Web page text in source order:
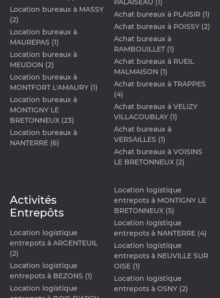
Location bureaux à MASSY
(2)
Location bureaux à
MAUREPAS (1)
Location bureaux à
MEUDON (2)
Location bureaux à
MONTFORT L'AMAURY (1)
Location bureaux à
MONTIGNY LE
BRETONNEUX (23)
Location bureaux à
NANTERRE (6)
PALAISEAU (1)
Achat bureaux à PLAISIR (1)
Achat bureaux à POISSY (2)
Achat bureaux à
RAMBOUILLET (1)
Achat bureaux à RUEIL
MALMAISON (1)
Achat bureaux à TRAPPES
(4)
Achat bureaux à VELIZY
VILLACOUBLAY (1)
Achat bureaux à
VERSAILLES (1)
Achat bureaux à VOISINS
LE BRETONNEUX (2)
Activités
Entrepôts
Location logistique
entrepots à ARGENTEUIL
(2)
Location logistique
entrepots à BEZONS (1)
Location logistique
Location logistique
entrepots à MONTIGNY LE
BRETONNEUX (5)
Location logistique
entrepots à NANTERRE (4)
Location logistique
entrepots à NEUVILLE SUR
OISE (1)
Location logistique
entrepots à OSNY (2)